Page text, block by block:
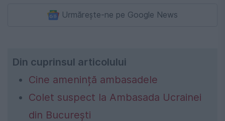
Urmărește-ne pe Google News
Din cuprinsul articolului
Cine amenință ambasadele
Colet suspect la Ambasada Ucrainei
din București